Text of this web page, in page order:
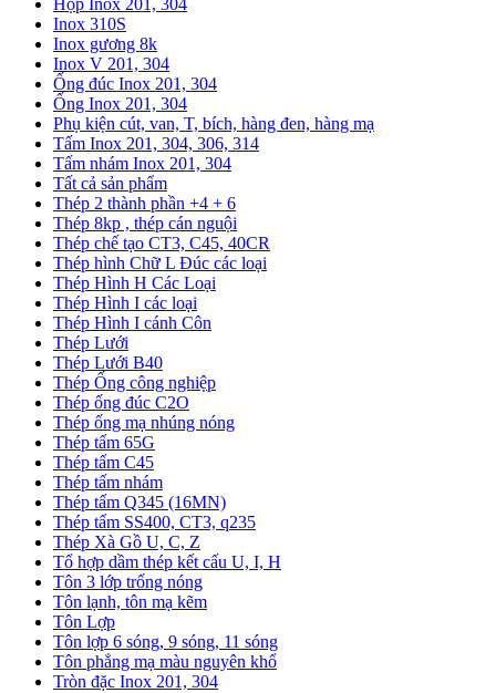
Hộp Inox 201, 304
Inox 310S
Inox gương 8k
Inox V 201, 304
Ống đúc Inox 201, 304
Ống Inox 201, 304
Phụ kiện cút, van, T, bích, hàng đen, hàng mạ
Tấm Inox 201, 304, 306, 314
Tấm nhám Inox 201, 304
Tất cả sản phẩm
Thép 2 thành phần +4 + 6
Thép 8kp , thép cán nguội
Thép chế tạo CT3, C45, 40CR
Thép hình Chữ L Đúc các loại
Thép Hình H Các Loại
Thép Hình I các loại
Thép Hình I cánh Côn
Thép Lưới
Thép Lưới B40
Thép Ống công nghiệp
Thép ống đúc C2O
Thép ống mạ nhúng nóng
Thép tấm 65G
Thép tấm C45
Thép tấm nhám
Thép tấm Q345 (16MN)
Thép tấm SS400, CT3, q235
Thép Xà Gồ U, C, Z
Tổ hợp dầm thép kết cấu U, I, H
Tôn 3 lớp trống nóng
Tôn lạnh, tôn mạ kẽm
Tôn Lợp
Tôn lợp 6 sóng, 9 sóng, 11 sóng
Tôn phẳng mạ màu nguyên khổ
Tròn đặc Inox 201, 304